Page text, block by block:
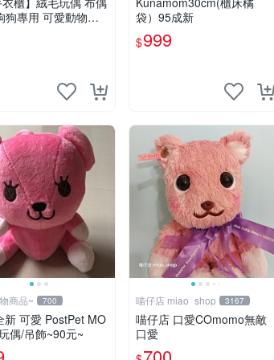
狗專用 可愛動物系
耐磨玩具 玩偶 粉紅
具 1120929
袋）95成新
$999
商品~ 700
新 可愛 PostPet MO
偶/吊飾~90元~
喵仔店 miao_shop 3167
喵仔店 口愛COmomo無敵
口愛